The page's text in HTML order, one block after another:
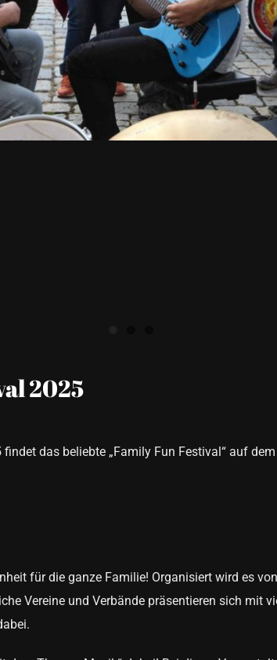
2025
das beliebte „Family Fun Festival“ auf
für die ganze Familie! Organisiert wird es
Vereine und Verbände präsentieren sich mit